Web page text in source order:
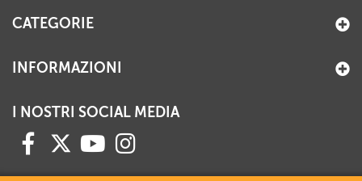
CATEGORIE
INFORMAZIONI
I NOSTRI SOCIAL MEDIA